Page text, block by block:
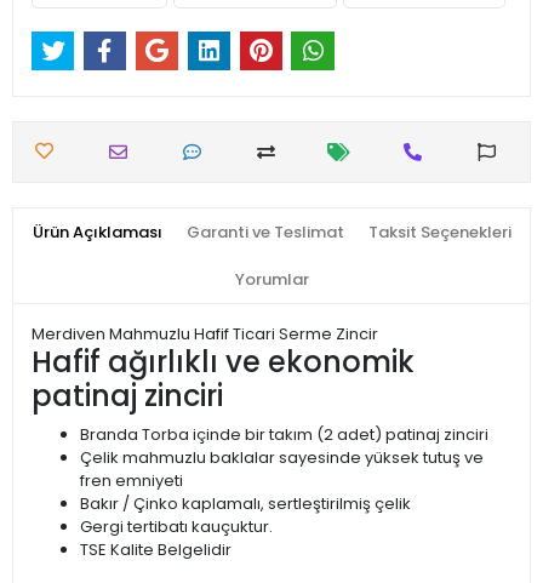
Ürün Açıklaması Garanti ve Teslimat Taksit Seçenekleri
Yorumlar
Merdiven Mahmuzlu Hafif Ticari Serme Zincir
Hafif ağırlıklı ve ekonomik
patinaj zinciri
Branda Torba içinde bir takım (2 adet) patinaj zinciri
Çelik mahmuzlu baklalar sayesinde yüksek tutuş ve
fren emniyeti
Bakır / Çinko kaplamalı, sertleştirilmiş çelik
Gergi tertibatı kauçuktur.
TSE Kalite Belgelidir